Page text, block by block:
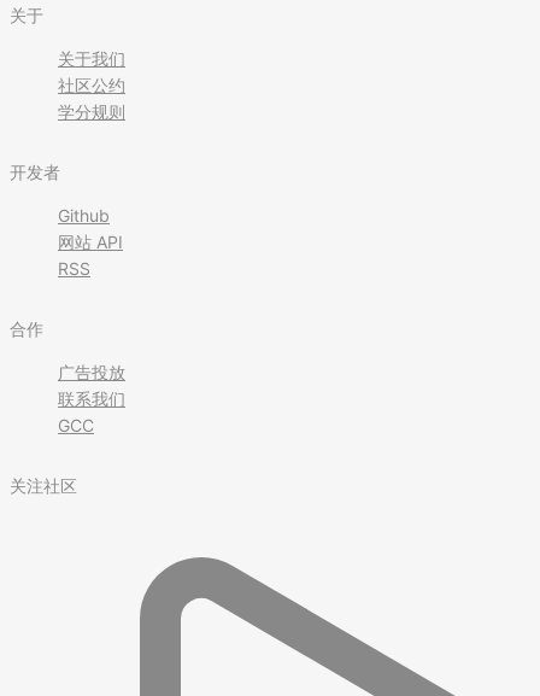
关于
关于我们
社区公约
学分规则
开发者
Github
网站 API
RSS
合作
广告投放
联系我们
GCC
关注社区